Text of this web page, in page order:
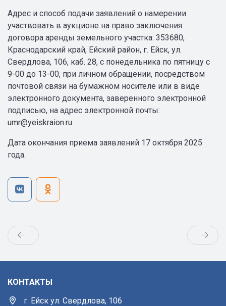
Адрес и способ подачи заявлений о намерении
участвовать в аукционе на право заключения
договора аренды земельного участка: 353680,
Краснодарский край, Ейский район, г. Ейск, ул.
Свердлова, 106, каб. 28, с понедельника по пятницу с
9-00 до 13-00, при личном обращении, посредством
почтовой связи на бумажном носителе или в виде
электронного документа, заверенного электронной
подписью, на адрес электронной почты:
umr@yeiskraion.ru.
Дата окончания приема заявлений 17 октября 2025
года.
КОНТАКТЫ
г. Ейск ул. Свердлова, 106